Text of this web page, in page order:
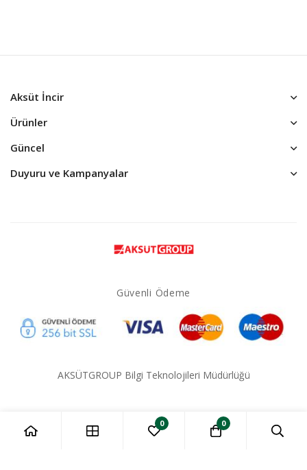
Aksüt İncir
Ürünler
Güncel
Duyuru ve Kampanyalar
Güvenli Ödeme
AKSÜTGROUP Bilgi Teknolojileri Müdürlüğü
0 0